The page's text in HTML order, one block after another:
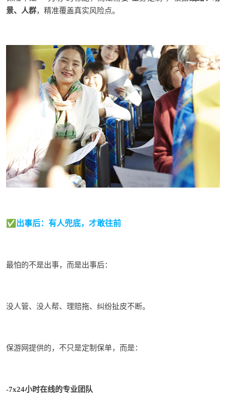
景、人群，精准覆盖真实风险点。
✅出事后：有人兜底，才敢往前
最怕的不是出事，而是出事后：
没人管、没人帮、理赔拖、纠纷扯皮不断。
保游网提供的，不只是定制保单，而是：
-7x24小时在线的专业团队